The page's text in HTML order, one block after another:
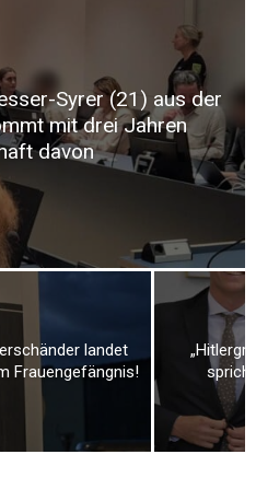
Syrer (21) aus der
mit drei Jahren
davon
landet
Frauengefängnis!